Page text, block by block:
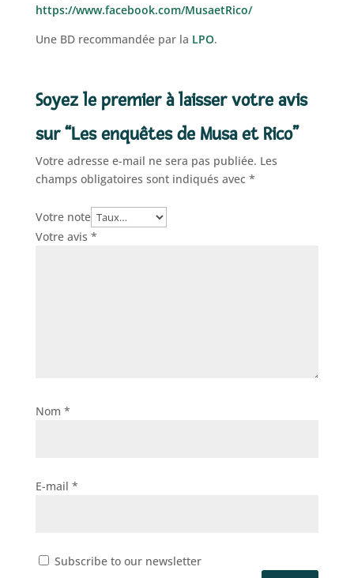
https://www.facebook.com/MusaetRico/
Une BD recommandée par la LPO.
Soyez le premier à laisser votre avis
sur “Les enquêtes de Musa et Rico”
Votre adresse e-mail ne sera pas publiée. Les
champs obligatoires sont indiqués avec *
Votre note
Votre avis *
Nom *
E-mail *
Subscribe to our newsletter